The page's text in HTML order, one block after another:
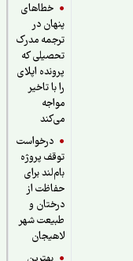
خطاهای
پنهان در
ترجمه مدرک
تحصیلی که
پرونده اپلای
را با تاخیر
درخواست
توقف پروژه
بام‌لند برای
حفاظت از
درختان و
طبیعت شهر
لاهیجان